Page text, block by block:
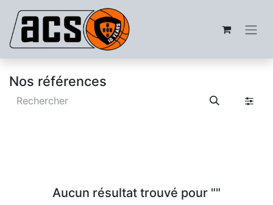
Nos références
Aucun résultat trouvé pour ""